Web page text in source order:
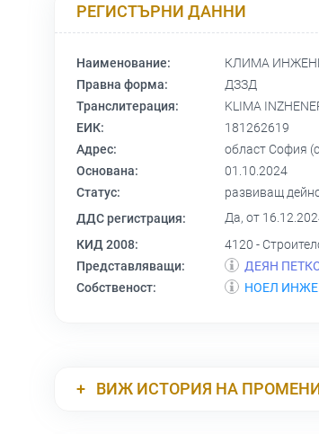
РЕГИСТЪРНИ ДАННИ
Наименование:
КЛИМА
Правна форма:
ДЗЗД
Транслитерация:
KLIMA
ЕИК:
181262619
Адрес:
област София
Основана:
01.10.2024
Статус:
развиващ
ДДС регистрация:
Да, от
КИД 2008:
4120 -
Представляващи:
ДЕЯН
Собственост:
НОЕЛ
ВИЖ ИСТОРИЯ НА